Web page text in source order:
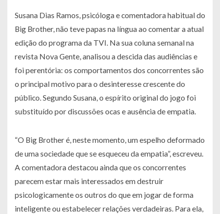
Susana Dias Ramos, psicóloga e comentadora habitual do
Big Brother, não teve papas na língua ao comentar a atual
edição do programa da TVI. Na sua coluna semanal na
revista Nova Gente, analisou a descida das audiências e
foi perentória: os comportamentos dos concorrentes são
o principal motivo para o desinteresse crescente do
público. Segundo Susana, o espírito original do jogo foi
substituído por discussões ocas e ausência de empatia.
“O Big Brother é, neste momento, um espelho deformado
de uma sociedade que se esqueceu da empatia”, escreveu.
A comentadora destacou ainda que os concorrentes
parecem estar mais interessados em destruir
psicologicamente os outros do que em jogar de forma
inteligente ou estabelecer relações verdadeiras. Para ela,